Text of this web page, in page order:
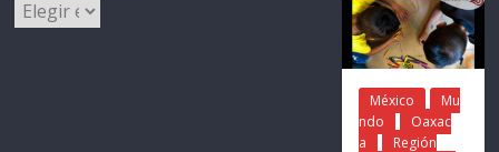
México
Mu
ndo
Oaxac
a
Región